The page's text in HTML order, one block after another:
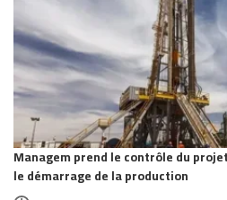
Managem prend le contrôle du
le démarrage de la production